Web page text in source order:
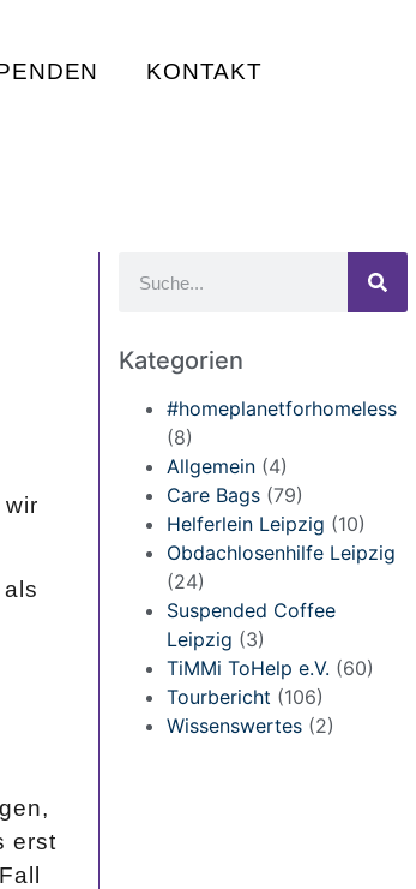
KONTAKT
erst
Kategorien
#homeplanetforhomeless
(8)
Allgemein (4)
Care Bags (79)
Helferlein Leipzig (10)
Obdachlosenhilfe Leipzig
(24)
Suspended Coffee
Leipzig (3)
TiMMi ToHelp e.V. (60)
Tourbericht (106)
Wissenswertes (2)